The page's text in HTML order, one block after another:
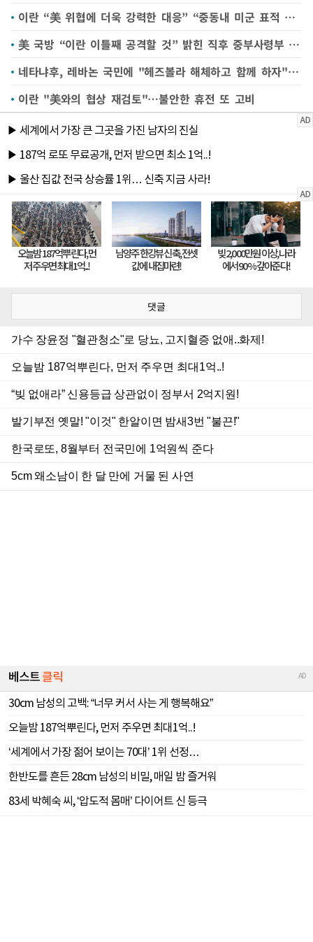
이란 “美 위협에 더욱 강력한 대응” “중동내 미군 표적 타격”
美 국방 “이란 이틀째 공격할 것” 밝힌 직후 중부사령부 공격 개시 발표
네타냐후, 레바논 국민에 "헤즈볼라 해체하고 함께 하자" 선전전
이란 "美와의 협상 재검토"…불안한 휴전 또 고비
댓글